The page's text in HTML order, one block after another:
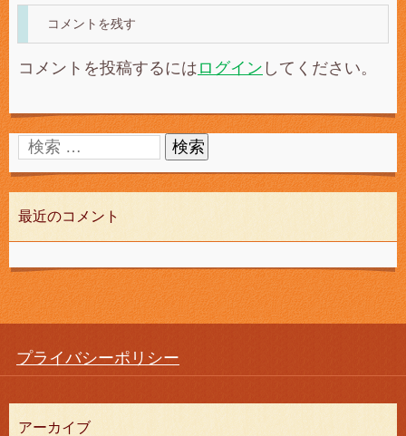
コメントを残す
コメントを投稿するには ログイン してください。
最近のコメント
プライバシーポリシー
アーカイブ